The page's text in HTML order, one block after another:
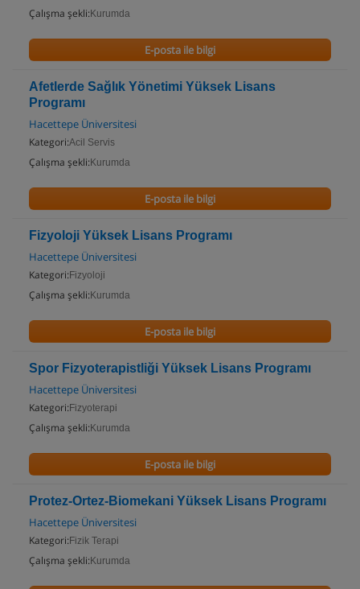
Çalışma şekli: Kurumda
E-posta ile bilgi
Afetlerde Sağlık Yönetimi Yüksek Lisans
Programı
Hacettepe Üniversitesi
Kategori:Acil Servis
Çalışma şekli: Kurumda
E-posta ile bilgi
Fizyoloji Yüksek Lisans Programı
Hacettepe Üniversitesi
Kategori: Fizyoloji
Çalışma şekli: Kurumda
E-posta ile bilgi
Spor Fizyoterapistliği Yüksek Lisans Programı
Hacettepe Üniversitesi
Kategori: Fizyoterapi
Çalışma şekli: Kurumda
E-posta ile bilgi
Protez-Ortez-Biomekani Yüksek Lisans Programı
Hacettepe Üniversitesi
Kategori: Fizik Terapi
Çalışma şekli: Kurumda